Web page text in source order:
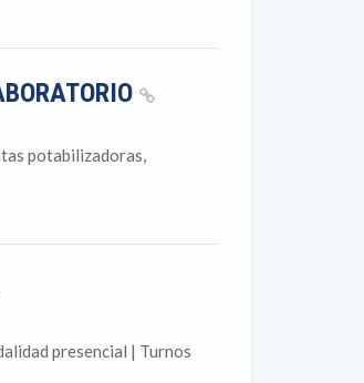
potabilizadoras,
presencial | Turnos